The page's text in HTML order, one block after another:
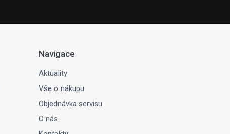
Navigace
Aktuality
Vše o nákupu
Objednávka servisu
O nás